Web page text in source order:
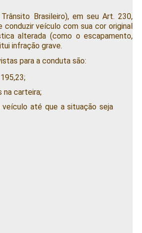
Brasileiro), em seu Art. 230,
conduzir veículo com sua cor original
alterada (como o escapamento,
infração grave.
para a conduta são:
na carteira;
até que a situação seja